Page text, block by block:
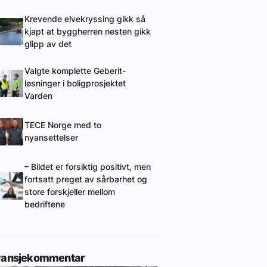
Krevende elvekryssing gikk så
kjapt at byggherren nesten gikk
glipp av det
Valgte komplette Geberit-
løsninger i boligprosjektet
Varden
TECE Norge med to
nyansettelser
– Bildet er forsiktig positivt, men
fortsatt preget av sårbarhet og
store forskjeller mellom
bedriftene